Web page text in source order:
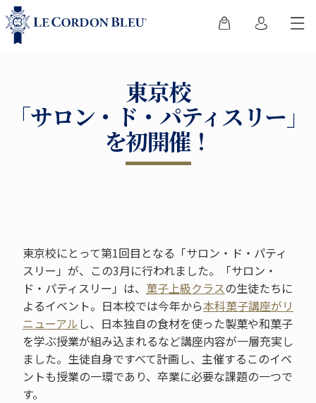
東京校
「サロン・ド・パティスリー」
を初開催！
東京校にとって第1回目となる「サロン・ド・パティ
スリー」が、この3月に行われました。「サロン・
ド・パティスリー」は、 菓子上級クラスの生徒たちに
よるイベント。日本校では今年から本科菓子講座がリ
ニューアルし、日本独自の食材を使った製菓や和菓子
を学ぶ授業が組み込まれるなど講座内容が一層充実し
ました。生徒自身ですべて計画し、主催するこのイベ
ントも授業の一環であり、卒業に必要な課題の一つで
す。